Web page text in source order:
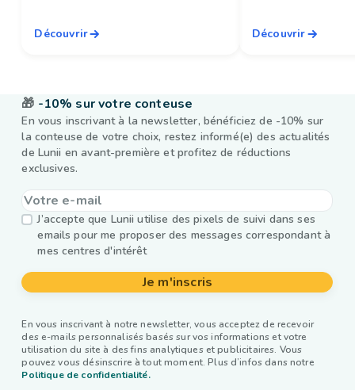
Découvrir Découvrir
🎁 -10% sur votre conteuse
En vous inscrivant à la newsletter, bénéficiez de -10% sur
la conteuse de votre choix, restez informé(e) des actualités
de Lunii en avant-première et profitez de réductions
exclusives.
J’accepte que Lunii utilise des pixels de suivi dans ses
emails pour me proposer des messages correspondant à
mes centres d'intérêt
Je m'inscris
En vous inscrivant à notre newsletter, vous acceptez de recevoir
des e-mails personnalisés basés sur vos informations et votre
utilisation du site à des fins analytiques et publicitaires. Vous
pouvez vous désinscrire à tout moment. Plus d’infos dans notre
Politique de confidentialité.